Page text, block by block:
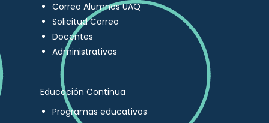
Correo Alumnos UAQ
Solicitud Correo
Docentes
Administrativos
Educación Continua
Programas educativos